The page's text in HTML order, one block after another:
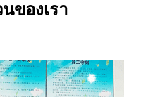
ของเรา